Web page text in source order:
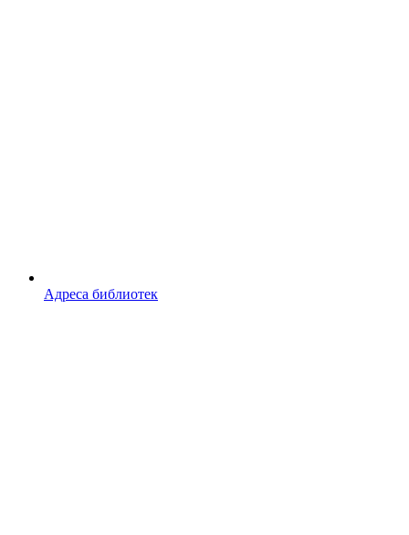
Адреса библиотек